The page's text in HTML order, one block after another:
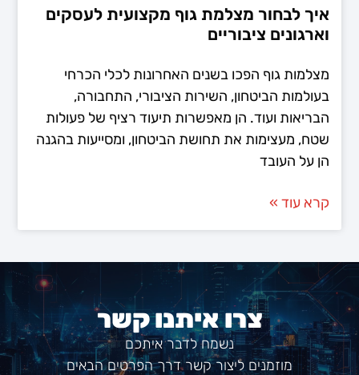
איך לבחור מצלמת גוף מקצועית לעסקים
וארגונים ציבוריים
מצלמות גוף הפכו בשנים האחרונות לכלי הכרחי
בעולמות הביטחון, השירות הציבורי, התחבורה,
הבריאות ועוד. הן מאפשרות תיעוד רציף של פעולות
שטח, מעצימות את תחושת הביטחון, ומסייעות בהגנה
הן על העובד
קרא עוד »
צרו איתנו קשר
נשמח לדבר איתכם
מוזמנים ליצור קשר דרך הפרטים הבאים